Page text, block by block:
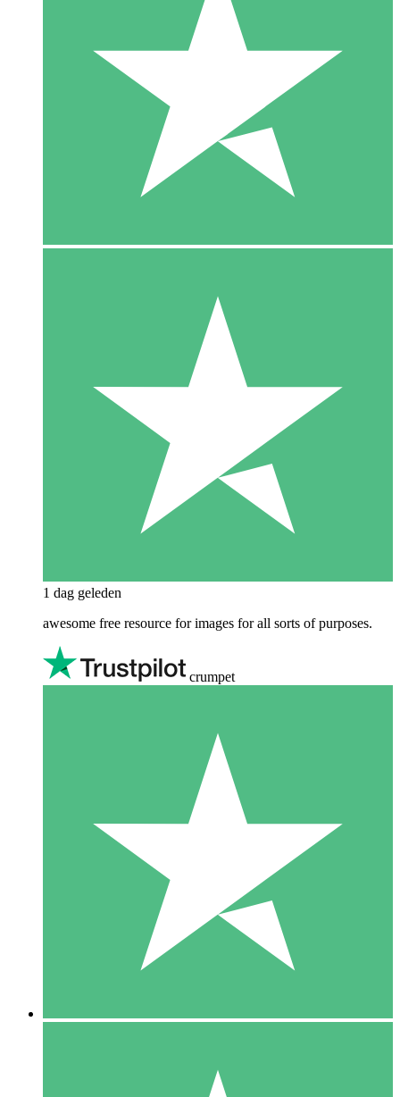
1 dag geleden
awesome free resource for images for all sorts of purposes.
crumpet